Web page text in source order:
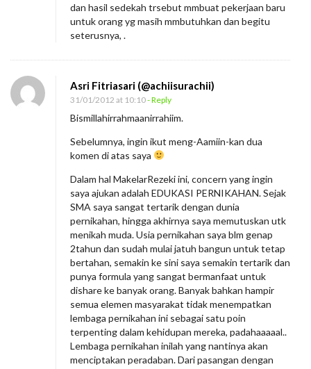
dan hasil sedekah trsebut mmbuat pekerjaan baru
untuk orang yg masih mmbutuhkan dan begitu
seterusnya, .
Asri Fitriasari (@achiisurachii)
31/01/2012 at 10:10- Reply
Bismillahirrahmaanirrahiim.
Sebelumnya, ingin ikut meng-Aamiin-kan dua
komen di atas saya
Dalam hal MakelarRezeki ini, concern yang ingin
saya ajukan adalah EDUKASI PERNIKAHAN. Sejak
SMA saya sangat tertarik dengan dunia
pernikahan, hingga akhirnya saya memutuskan utk
menikah muda. Usia pernikahan saya blm genap
2tahun dan sudah mulai jatuh bangun untuk tetap
bertahan, semakin ke sini saya semakin tertarik dan
punya formula yang sangat bermanfaat untuk
dishare ke banyak orang. Banyak bahkan hampir
semua elemen masyarakat tidak menempatkan
lembaga pernikahan ini sebagai satu poin
terpenting dalam kehidupan mereka, padahaaaaal..
Lembaga pernikahan inilah yang nantinya akan
menciptakan peradaban. Dari pasangan dengan